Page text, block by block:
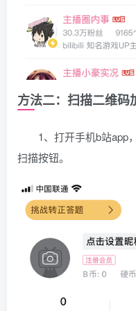
方法二：扫描二维码
1、打开手机b站app
扫描按钮。